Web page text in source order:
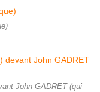
John GADRET (qui